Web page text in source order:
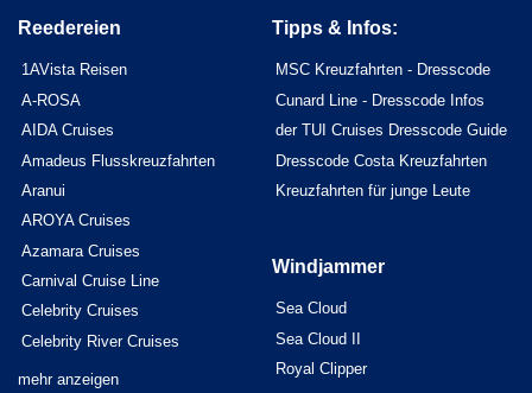
Reedereien
1AVista Reisen
A-ROSA
AIDA Cruises
Amadeus Flusskreuzfahrten
Aranui
AROYA Cruises
Azamara Cruises
Carnival Cruise Line
Celebrity Cruises
Celebrity River Cruises
mehr anzeigen
Tipps & Infos:
MSC Kreuzfahrten - Dresscode
Cunard Line - Dresscode Infos
der TUI Cruises Dresscode Guide
Dresscode Costa Kreuzfahrten
Kreuzfahrten für junge Leute
Windjammer
Sea Cloud
Sea Cloud II
Royal Clipper